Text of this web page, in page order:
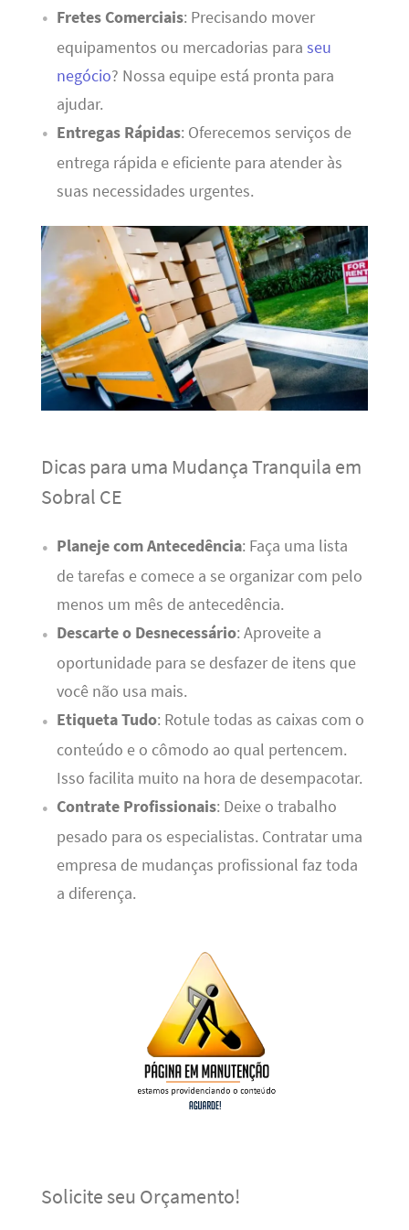
Fretes Comerciais: Precisando mover
equipamentos ou mercadorias para seu
negócio? Nossa equipe está pronta para
ajudar.
Entregas Rápidas: Oferecemos serviços de
entrega rápida e eficiente para atender às
suas necessidades urgentes.
Dicas para uma Mudança Tranquila em
Sobral CE
Planeje com Antecedência: Faça uma lista
de tarefas e comece a se organizar com pelo
menos um mês de antecedência.
Descarte o Desnecessário: Aproveite a
oportunidade para se desfazer de itens que
você não usa mais.
Etiqueta Tudo: Rotule todas as caixas com o
conteúdo e o cômodo ao qual pertencem.
Isso facilita muito na hora de desempacotar.
Contrate Profissionais: Deixe o trabalho
pesado para os especialistas. Contratar uma
empresa de mudanças profissional faz toda
a diferença.
Solicite seu Orçamento!